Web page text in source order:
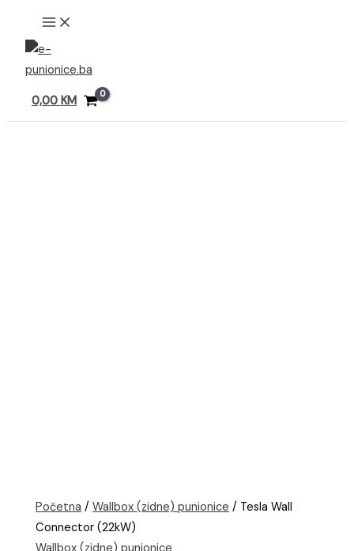
Preskoči
sadržaj
MAIN
MENU
0,00 KM
Početna /Wallbox (zidne) punionice / Tesla Wall
Connector (22kW)